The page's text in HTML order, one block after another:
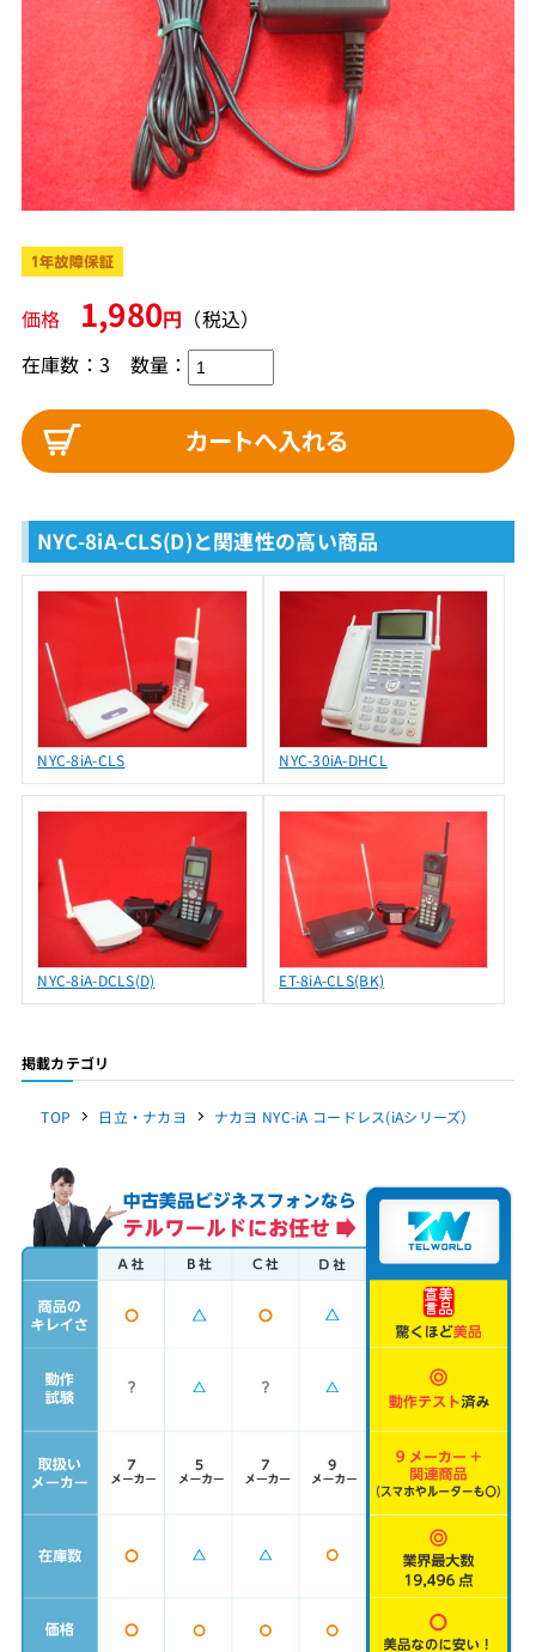
価格 1,980円 （税込）
在庫数：3 数量：
NYC-8iA-CLS(D)と関連性の高い商品
NYC-8iA-CLS NYC-30iA-DHCL
NYC-8iA-DCLS(D) ET-8iA-CLS(BK)
掲載カテゴリ
TOP 日立・ナカヨ ナカヨ NYC-iA コードレス(iAシリーズ）